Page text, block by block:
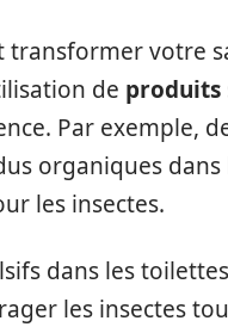
transformer votre
de produits
Par exemple,
organiques dans
les insectes.
dans les
les insectes